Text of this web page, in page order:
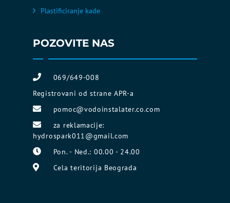
Plastificiranje kade
POZOVITE NAS
069/649-008
Registrovani od strane APR-a
pomoc@vodoinstalater.co.com
za reklamacije:
hydrospark011@gmail.com
Pon. - Ned.: 00.00 - 24.00
Cela teritorija Beograda